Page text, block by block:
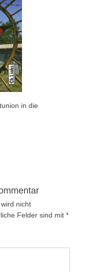
in die
nicht
Felder sind mit *